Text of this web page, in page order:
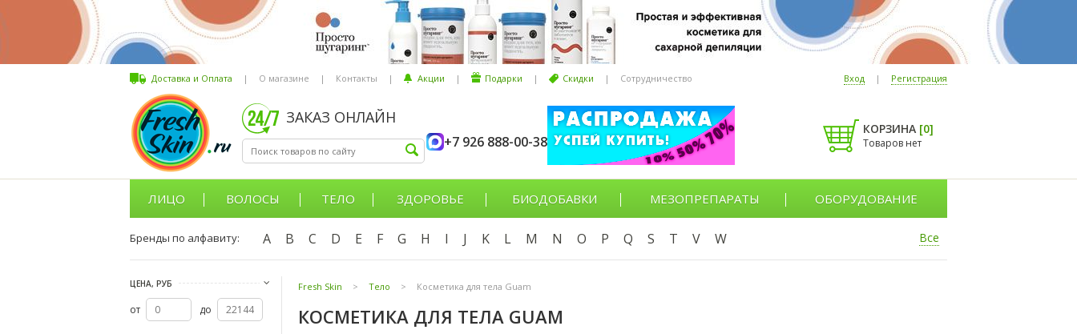
Доставка и Оплата | О магазине | Контакты | Акции | Подарки | Скидки | Сотрудничество Вход | Регистрация
ЗАКАЗ ОНЛАЙН
+7 926 888-00-38
КОРЗИНА [0]
Товаров нет
ЛИЦО ВОЛОСЫ ТЕЛО ЗДОРОВЬЕ БИОДОБАВКИ МЕЗОПРЕПАРАТЫ ОБОРУДОВАНИЕ
Бренды по алфавиту: A B C D E F G H I J K L M N O P Q S T V W Все
ЦЕНА, РУБ
от до
Fresh Skin > Тело > Косметика для тела Guam
КОСМЕТИКА ДЛЯ ТЕЛА GUAM